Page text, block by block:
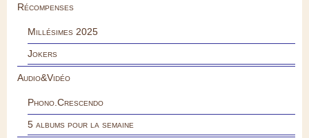
Récompenses
Millésimes 2025
Jokers
Audio&Vidéo
Phono.Crescendo
5 albums pour la semaine